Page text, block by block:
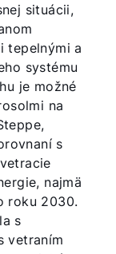
situácii,
tepelnými a
systému
je možné
na
s
najmä
roku 2030.
s
vetraním